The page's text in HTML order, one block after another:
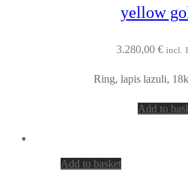
yellow
3.280,00 € incl.
Ring, lapis lazuli,
Add to
Add to basket